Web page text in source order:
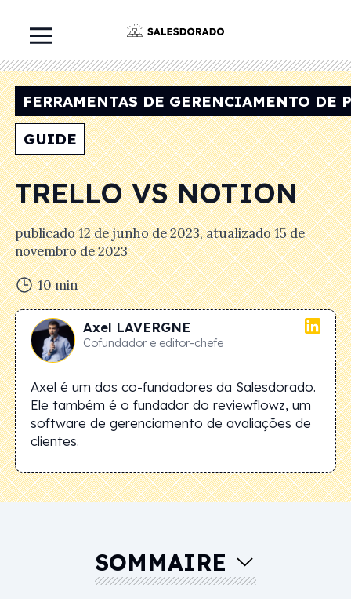
FERRAMENTAS DE GERENCIAMENTO DE
GUIDE
TRELLO VS NOTION
publicado12 de junho de 2023, atualizado15 de
novembro de 2023
10 min
Axel LAVERGNE
Cofundador e editor-chefe
Axel é um dos co-fundadores da Salesdorado.
Ele também é o fundador do reviewflowz, um
software de gerenciamento de avaliações de
clientes.
SOMMAIRE